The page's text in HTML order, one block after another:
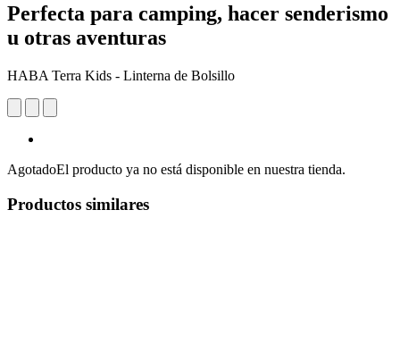
Perfecta para camping, hacer senderismo
u otras aventuras
HABA Terra Kids - Linterna de Bolsillo
AgotadoEl producto ya no está disponible en nuestra tienda.
Productos similares